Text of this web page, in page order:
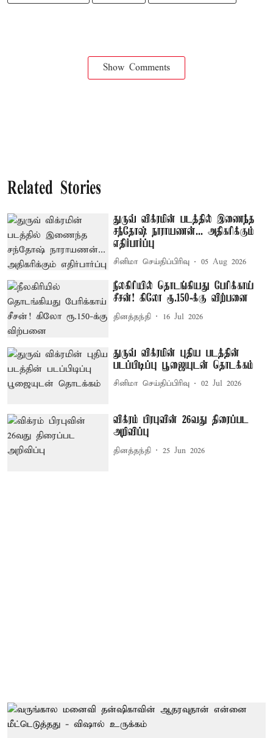
Show Comments
Related Stories
துருவ் விக்ரமின் படத்தில் இணைந்த
சந்தோஷ் நாராயணன்... அதிகரிக்கும்
எதிர்பார்ப்பு
சினிமா செய்திப்பிரிவு 05 Aug 2026
நீலகிரியில் தொடங்கியது பேரிக்காய்
சீசன்! கிலோ ரூ.150-க்கு விற்பனை
தினத்தந்தி 16 Jul 2026
துருவ் விக்ரமின் புதிய படத்தின்
படப்பிடிப்பு பூஜையுடன் தொடக்கம்
சினிமா செய்திப்பிரிவு 02 Jul 2026
விக்ரம் பிரபுவின் 26வது திரைப்பட
அறிவிப்பு
தினத்தந்தி 25 Jun 2026